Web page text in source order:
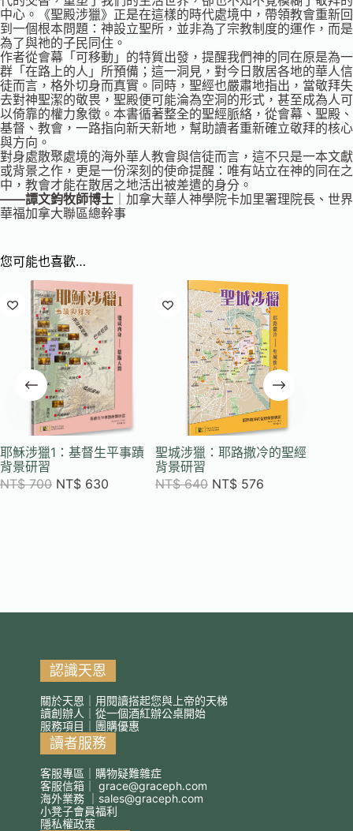
中心。《聖殿涉獵》正是在這樣的時代處境中，帶領教會重新回
到一個根本問題：神設立聖所，並非為了宗教制度的運作，而是
為了與祂的子民同住。
作者從會幕「可移動」的特質出發，提醒我們神的同在原是為一
群「在路上的人」所預備；這一洞見，對今日散居各地的華人信
徒而言，格外切身而真實。同時，聖經也嚴肅地指出，當敬拜失
去對神聖潔的敬畏，聖殿便可能淪為空洞的形式，甚至成為人可
以倚靠的權力象徵。本書循著整全的聖經脈絡，從會幕、聖殿、
基督、教會，一路指向新天新地，幫助讀者重新確立敬拜的核心
與方向。
對身處散聚處境的海外華人教會與信徒而言，這不只是一本文獻
或背景之作，更是一份深刻的使命提醒：唯有站立在神的同在之
中，教會才能在散居之地活出被差遣的身分。
――譚文鈞牧師博士 ｜加拿大華人神學院卡加里署理院長、世界
華福加拿大聯區總幹事
您可能也喜歡…
耶穌涉獵1：基督生平事蹟
背景研習
NT$700 NT$ 630
聖城涉獵：耶路撒冷的聖經
背景研習
NT$640 NT$ 576
認識天恩
關於天恩｜用閱讀搭起您與上帝的天梯
讀創辦人｜從一個酒紅辦公桌開始
服務項目｜團購優惠
讀者服務
客服專區｜購物疑難雜症
客服信箱｜ grace@graceph.com
海外業務 ｜ sales@graceph.com
小凳子會員福利
隱私權政策